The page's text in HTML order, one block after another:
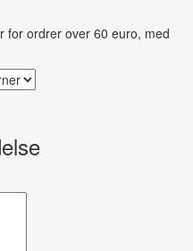
for ordrer over 60 euro, med